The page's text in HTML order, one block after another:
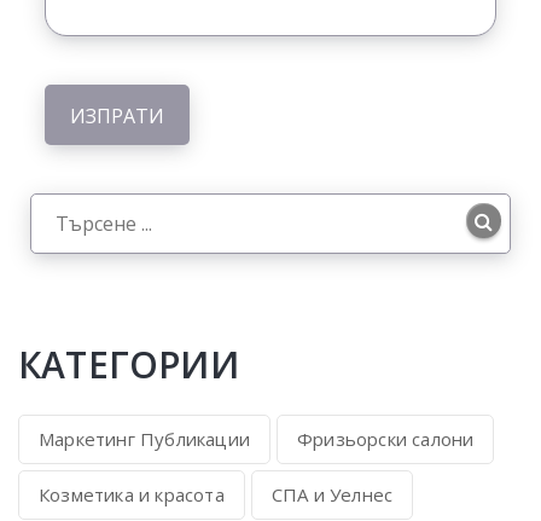
КАТЕГОРИИ
Маркетинг Публикации Фризьорски салони
Козметика и красота СПА и Уелнес